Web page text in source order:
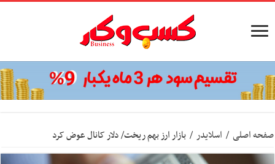
صفحه اصلی / اسلایدر / بازار ارز بهم ریخت/ دلار کانال عوض کرد